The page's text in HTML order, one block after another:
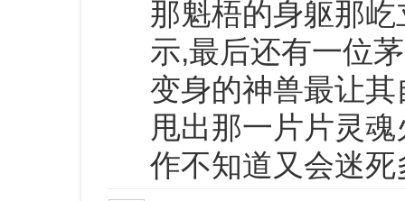
那魁梧的身躯那
示,最后还有一位
变身的神兽最让
甩出那一片片灵
作不知道又会迷